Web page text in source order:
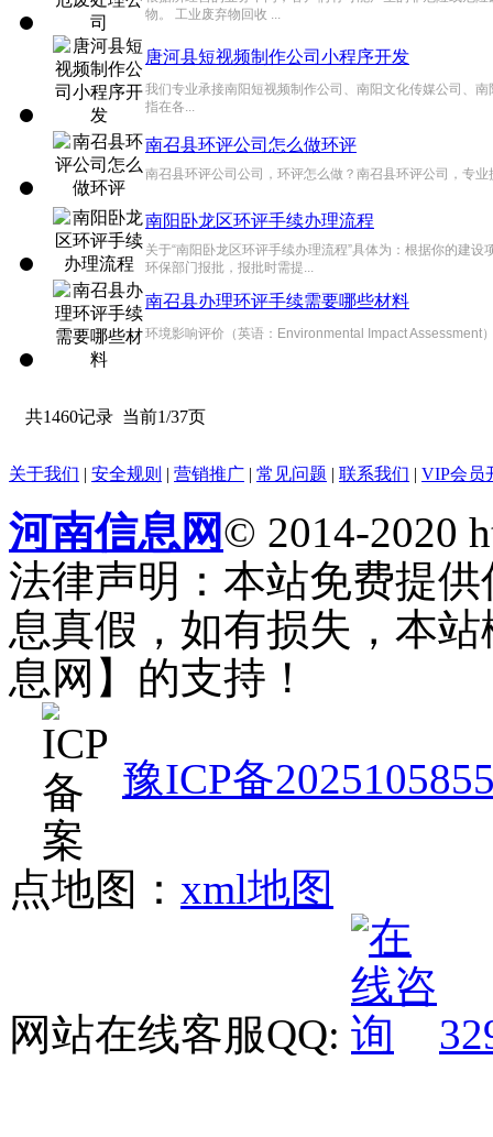
物。 工业废弃物回收 ...
唐河县短视频制作公司小程序开发
我们专业承接南阳短视频制作公司、南阳文化传媒公司、
指在各...
南召县环评公司怎么做环评
南召县环评公司公司，环评怎么做？南召县环评公司，专业
南阳卧龙区环评手续办理流程
关于“南阳卧龙区环评手续办理流程”具体为：根据你的建
环保部门报批，报批时需提...
南召县办理环评手续需要哪些材料
环境影响评价（英语：Environmental Impact Assessment
共1460记录 当前1/37页
关于我们 | 安全规则 | 营销推广 | 常见问题 | 联系我们 | VIP会员
河南信息网© 2014-2020
法律声明：本站免费提
息真假，如有损失，本
息网】的支持！
豫ICP备
点地图： xml地图
网站在线客服QQ: